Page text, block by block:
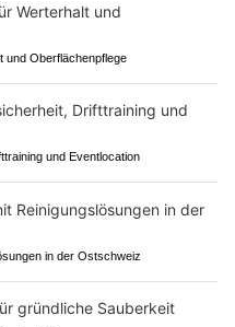
und Oberflächenpflege
und Eventlocation
in der Ostschweiz